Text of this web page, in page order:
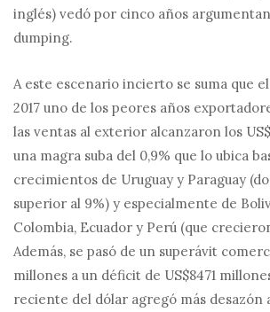
inglés) vedó por cinco años
dumping.
A este escenario incierto se suma que
2017 uno de los peores años
las ventas al exterior alcanzaron los
una magra suba del 0,9% que lo ubica
crecimientos de Uruguay y Paraguay
superior al 9%) y especialmente de
Colombia, Ecuador y Perú (que
Además, se pasó de un superávit
millones a un déficit de US$8471
reciente del dólar agregó más desazón